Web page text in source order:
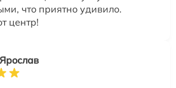
что приятно удивило.
центр!